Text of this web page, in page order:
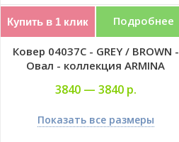
Купить в 1 клик Подробнее
Ковер 04037C - GREY / BROWN -
Овал - коллекция ARMINA
3840 — 3840 р.
Показать все размеры